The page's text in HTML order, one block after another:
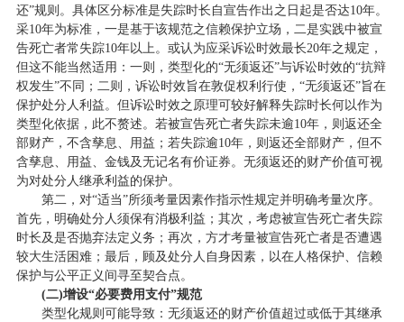
还”规则。具体区分标准是失踪时长自宣告作出之日起是否达10年。
采10年为标准，一是基于该规范之信赖保护立场，二是实践中被宣
告死亡者常失踪10年以上。或认为应采诉讼时效最长20年之规定，
但这不能当然适用：一则，类型化的“无须返还”与诉讼时效的“抗辩
权发生”不同；二则，诉讼时效旨在敦促权利行使，“无须返还”旨在
保护处分人利益。但诉讼时效之原理可较好解释失踪时长何以作为
类型化依据，此不赘述。若被宣告死亡者失踪未逾10年，则返还全
部财产，不含孳息、用益；若失踪逾10年，则返还全部财产，但不
含孳息、用益、金钱及无记名有价证券。无须返还的财产价值可视
为对处分人继承利益的保护。
第二，对“适当”所须考量因素作指示性规定并明确考量次序。
首先，明确处分人须保有消极利益；其次，考虑被宣告死亡者失踪
时长及是否抛弃法定义务；再次，方才考量被宣告死亡者是否遭遇
较大生活困难；最后，顾及处分人自身因素，以在人格保护、信赖
保护与公平正义间寻至契合点。
(二)增设“必要费用支付”规范
类型化规则可能导致：无须返还的财产价值超过或低于其继承